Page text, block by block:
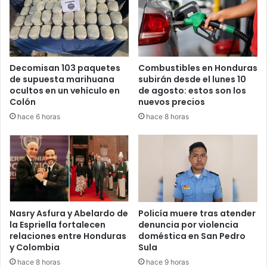
Decomisan 103 paquetes
de supuesta marihuana
ocultos en un vehículo en
Colón
hace 6 horas
Combustibles en Honduras
subirán desde el lunes 10
de agosto: estos son los
nuevos precios
hace 8 horas
Nasry Asfura y Abelardo de
la Espriella fortalecen
relaciones entre Honduras
y Colombia
hace 8 horas
Policía muere tras atender
denuncia por violencia
doméstica en San Pedro
Sula
hace 9 horas